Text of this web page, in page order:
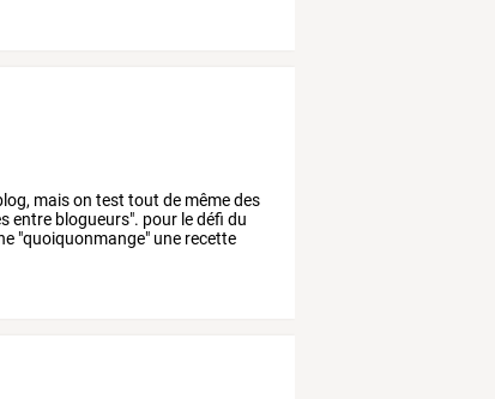
maison test tout de mêmedes
entre blogueurs". pour ledéfi du
"quoiquonmange" une recette